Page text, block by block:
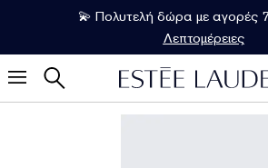
💫 Πολυτελή δώρα με αγορές
Λεπτομέρειες